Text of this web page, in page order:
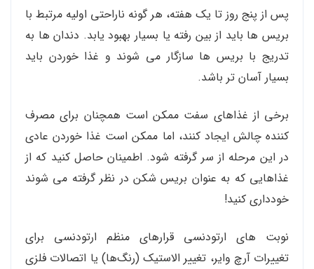
پس از پنج روز تا یک هفته، هر گونه ناراحتی اولیه مرتبط با
بریس ها باید از بین رفته یا بسیار بهبود یابد. دندان ها به
تدریج با بریس ها سازگار می شوند و غذا خوردن باید
بسیار آسان تر باشد.
برخی از غذاهای سفت ممکن است همچنان برای مصرف
کننده چالش ایجاد کنند، اما ممکن است غذا خوردن عادی
در این مرحله از سر گرفته شود. اطمینان حاصل کنید که از
غذاهایی که به عنوان بریس شکن در نظر گرفته می شوند
خودداری کنید!
نوبت های ارتودنسی قرارهای منظم ارتودنسی برای
تغییرات آرچ وایر، تغییر الاستیک (رنگ‌ها) یا اتصالات فلزی